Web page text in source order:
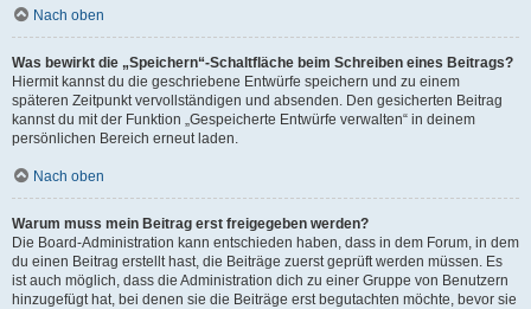
Nach oben
Was bewirkt die „Speichern“-Schaltfläche beim Schreiben eines Beitrags?
Hiermit kannst du die geschriebene Entwürfe speichern und zu einem
späteren Zeitpunkt vervollständigen und absenden. Den gesicherten Beitrag
kannst du mit der Funktion „Gespeicherte Entwürfe verwalten“ in deinem
persönlichen Bereich erneut laden.
Nach oben
Warum muss mein Beitrag erst freigegeben werden?
Die Board-Administration kann entschieden haben, dass in dem Forum, in dem
du einen Beitrag erstellt hast, die Beiträge zuerst geprüft werden müssen. Es
ist auch möglich, dass die Administration dich zu einer Gruppe von Benutzern
hinzugefügt hat, bei denen sie die Beiträge erst begutachten möchte, bevor sie